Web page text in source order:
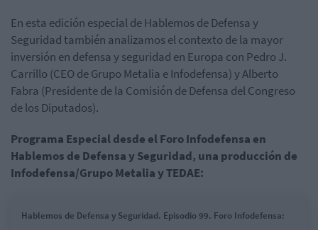
En esta edición especial de Hablemos de Defensa y
Seguridad también analizamos el contexto de la mayor
inversión en defensa y seguridad en Europa con Pedro J.
Carrillo (CEO de Grupo Metalia e Infodefensa) y Alberto
Fabra (Presidente de la Comisión de Defensa del Congreso
de los Diputados).
Programa Especial desde el Foro Infodefensa en
Hablemos de Defensa y Seguridad, una producción de
Infodefensa/Grupo Metalia y TEDAE:
Hablemos de Defensa y Seguridad. Episodio 99. Foro Infodefensa: